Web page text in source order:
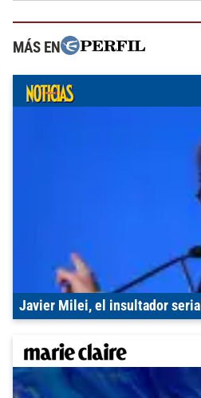
MÁS EN
Javier Milei, el insultador serial